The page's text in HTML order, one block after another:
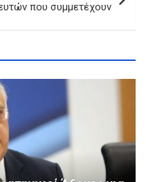
που συμμετέχουν